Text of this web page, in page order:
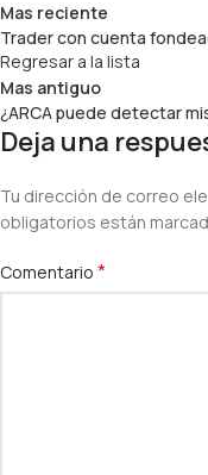
Mas reciente
Trader con cuenta
Regresar a la lista
Mas antiguo
¿ARCA puede detectar
Deja una
Tu dirección de correo
obligatorios están
Comentario *